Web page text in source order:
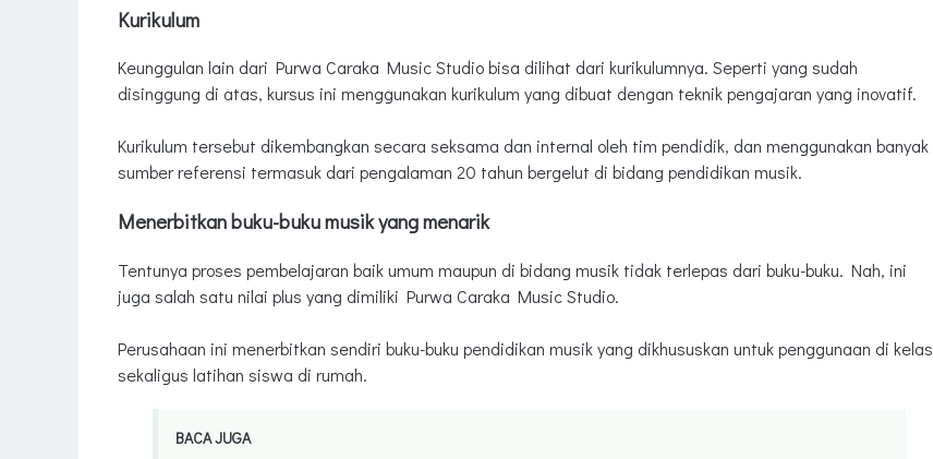
Kurikulum
Keunggulan lain dari Purwa Caraka Music Studio bisa dilihat dari kurikulumnya. Seperti yang sudah
disinggung di atas, kursus ini menggunakan kurikulum yang dibuat dengan teknik pengajaran yang inovatif.
Kurikulum tersebut dikembangkan secara seksama dan internal oleh tim pendidik, dan menggunakan banyak
sumber referensi termasuk dari pengalaman 20 tahun bergelut di bidang pendidikan musik.
Menerbitkan buku-buku musik yang menarik
Tentunya proses pembelajaran baik umum maupun di bidang musik tidak terlepas dari buku-buku. Nah, ini
juga salah satu nilai plus yang dimiliki Purwa Caraka Music Studio.
Perusahaan ini menerbitkan sendiri buku-buku pendidikan musik yang dikhususkan untuk penggunaan di kelas
sekaligus latihan siswa di rumah.
BACA JUGA